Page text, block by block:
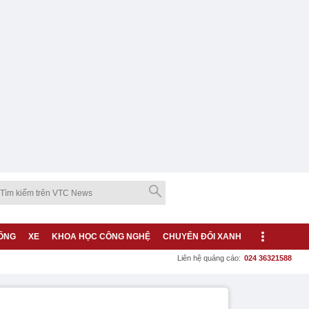
XE KHOA HỌC CÔNG NGHỆ CHUYỂN ĐỔI XANH
Liên hệ quảng cáo: 024 36321588